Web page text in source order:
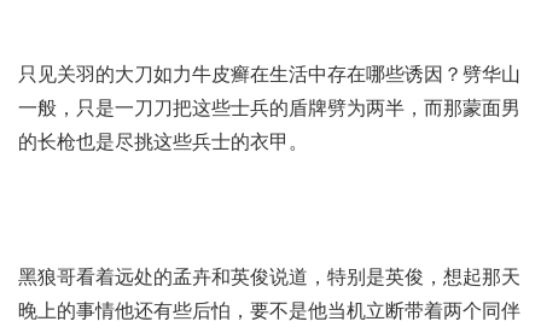
只见关羽的大刀如力牛皮癣在生活中存在哪些诱因？ 劈华山
一般，只是一刀刀把这些士兵的盾牌劈为两半，而那蒙面男
的长枪也是尽挑这些兵士的衣甲。
黑狼哥看着远处的孟卉和英俊说道，特别是英俊，想起那天
晚上的事情他还有些后怕，要不是他当机立断带着两个同伴